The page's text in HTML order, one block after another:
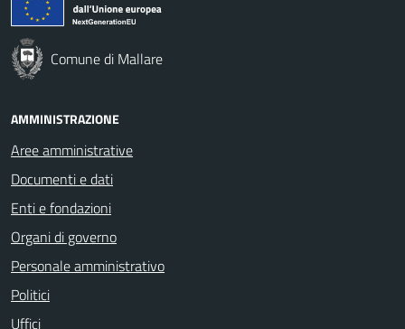
Comune di Mallare
AMMINISTRAZIONE
Aree amministrative
Documenti e dati
Enti e fondazioni
Organi di governo
Personale amministrativo
Politici
Uffici